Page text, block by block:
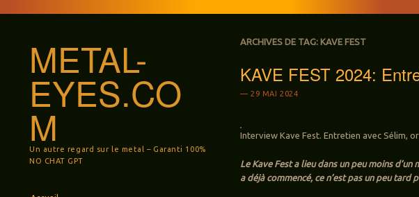
METAL-
EYES.CO
M
Un autre regard sur le metal – Garanti 100%
NO CHAT GPT
Aller au contenu principal
ARCHIVES DE TAG: KAVE FEST
KAVE FEST 2024:
29 MAI 2024
Interview Kave Fest. Entretien avec Sélim,
Le Kave Fest a lieu dans un peu moins
a déjà commencé, ce n’est pas un peu tard